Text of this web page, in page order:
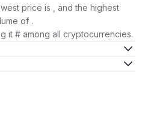
price is , and the highest
of .
it # among all cryptocurrencies.